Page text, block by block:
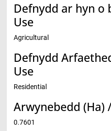
Defnydd ar hyn o
Use
Agricultural
Defnydd
Use
Residential
Arwynebedd (Ha)
0.7601